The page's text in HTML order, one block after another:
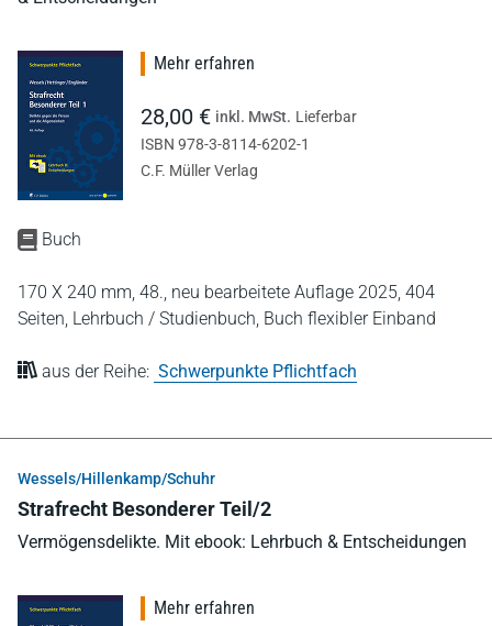
Buch
170 X 240 mm, 48., neu bearbeitete Auflage 2025, 404
Seiten, Lehrbuch / Studienbuch, Buch flexibler Einband
aus der Reihe: Schwerpunkte Pflichtfach
Mehr erfahren
28,00 € inkl. MwSt. Lieferbar
ISBN 978-3-8114-6202-1
C.F. Müller Verlag
Wessels/Hillenkamp/Schuhr
Strafrecht Besonderer Teil/2
Vermögensdelikte. Mit ebook: Lehrbuch & Entscheidungen
Mehr erfahren